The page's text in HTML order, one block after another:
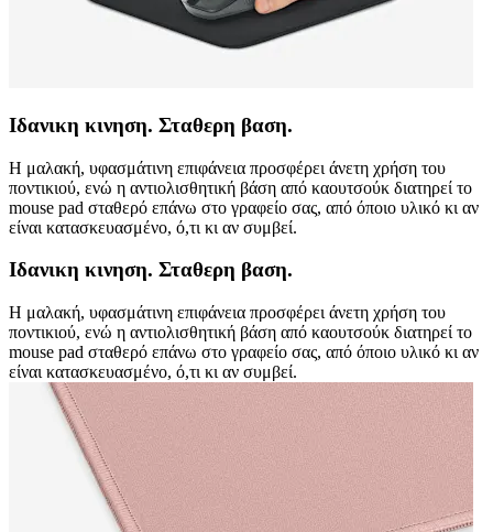
Ιδανικη κινηση. Σταθερη βαση.
Η μαλακή, υφασμάτινη επιφάνεια προσφέρει άνετη χρήση του
ποντικιού, ενώ η αντιολισθητική βάση από καουτσούκ διατηρεί το
mouse pad σταθερό επάνω στο γραφείο σας, από όποιο υλικό κι αν
είναι κατασκευασμένο, ό,τι κι αν συμβεί.
Ιδανικη κινηση. Σταθερη βαση.
Η μαλακή, υφασμάτινη επιφάνεια προσφέρει άνετη χρήση του
ποντικιού, ενώ η αντιολισθητική βάση από καουτσούκ διατηρεί το
mouse pad σταθερό επάνω στο γραφείο σας, από όποιο υλικό κι αν
είναι κατασκευασμένο, ό,τι κι αν συμβεί.